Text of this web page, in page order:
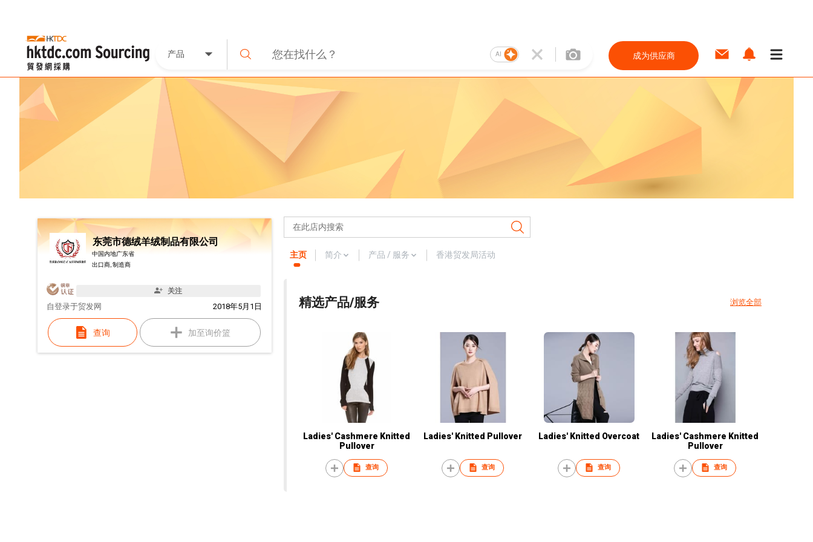
产品 AI 成为供应商
东莞市德绒羊绒制品有限公司
中国内地广东省
出口商, 制造商
关注
自 2018年5月1日
登录于贸发网
查询 加至询价篮
主页 简介 产品 / 服务 香港贸发局活动
精选产品/服务 浏览全部
Ladies' Cashmere Knitted
Pullover
查询
Ladies' Knitted Pullover
查询
Ladies' Knitted Overcoat
查询
Ladies' Cashmere Knitted
Pullover
查询